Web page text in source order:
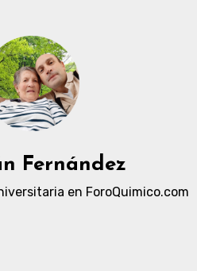
Fernández
en ForoQuimico.com